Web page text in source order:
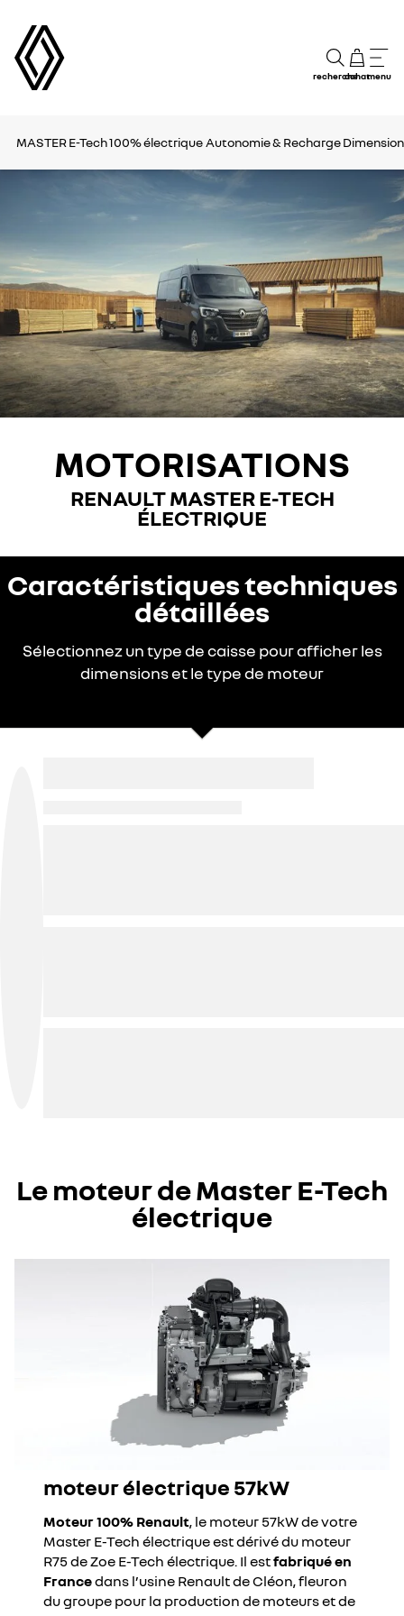
rechercheachatmenu
MASTER E-Tech 100% électrique Autonomie & Recharge
MOTORISATIONS
RENAULT MASTER E-TECH
ÉLECTRIQUE
Caractéristiques techniques
détaillées
Sélectionnez un type de caisse pour afficher les
dimensions et le type de moteur
Le moteur de Master E-Tech
électrique
moteur électrique 57kW
Moteur 100% Renault, le moteur 57kW de votre
Master E-Tech électrique est dérivé du moteur
R75 de Zoe E-Tech électrique. Il estfabriqué en
Francedans l’usine Renault de Cléon, fleuron
du groupe pour la production de moteurs et de